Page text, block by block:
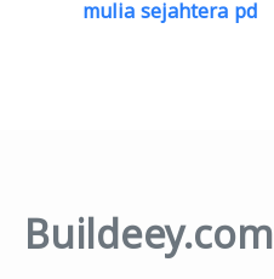
mulia sejahtera pd
Buildeey.com